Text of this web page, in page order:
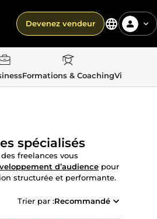
Devenez vendeur
Formations & CoachingVie
spécialisés
freelances vous
d’audience pour
structurée et performante.
Trier par :Recommandé